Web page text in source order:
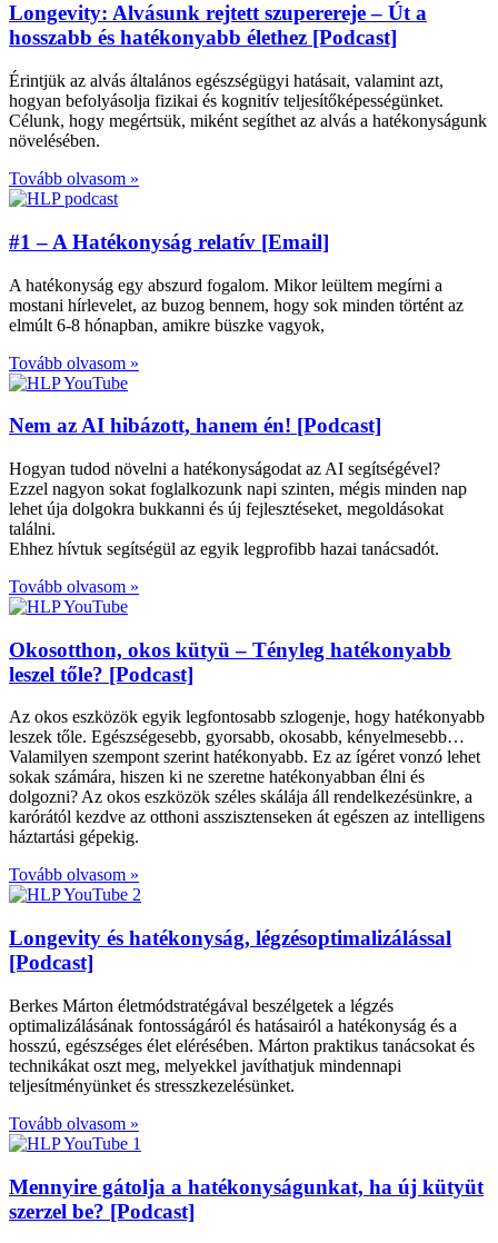
Longevity: Alvásunk rejtett szuperereje – Út a
hosszabb és hatékonyabb élethez [Podcast]
Érintjük az alvás általános egészségügyi hatásait, valamint azt,
hogyan befolyásolja fizikai és kognitív teljesítőképességünket.
Célunk, hogy megértsük, miként segíthet az alvás a hatékonyságunk
növelésében.
Tovább olvasom »
#1 – A Hatékonyság relatív [Email]
A hatékonyság egy abszurd fogalom. Mikor leültem megírni a
mostani hírlevelet, az buzog bennem, hogy sok minden történt az
elmúlt 6-8 hónapban, amikre büszke vagyok,
Tovább olvasom »
Nem az AI hibázott, hanem én! [Podcast]
Hogyan tudod növelni a hatékonyságodat az AI segítségével?
Ezzel nagyon sokat foglalkozunk napi szinten, mégis minden nap
lehet úja dolgokra bukkanni és új fejlesztéseket, megoldásokat
találni.
Ehhez hívtuk segítségül az egyik legprofibb hazai tanácsadót.
Tovább olvasom »
Okosotthon, okos kütyü – Tényleg hatékonyabb
leszel tőle? [Podcast]
Az okos eszközök egyik legfontosabb szlogenje, hogy hatékonyabb
leszek tőle. Egészségesebb, gyorsabb, okosabb, kényelmesebb…
Valamilyen szempont szerint hatékonyabb. Ez az ígéret vonzó lehet
sokak számára, hiszen ki ne szeretne hatékonyabban élni és
dolgozni? Az okos eszközök széles skálája áll rendelkezésünkre, a
karórától kezdve az otthoni asszisztenseken át egészen az intelligens
háztartási gépekig.
Tovább olvasom »
Longevity és hatékonyság, légzésoptimalizálással
[Podcast]
Berkes Márton életmódstratégával beszélgetek a légzés
optimalizálásának fontosságáról és hatásairól a hatékonyság és a
hosszú, egészséges élet elérésében. Márton praktikus tanácsokat és
technikákat oszt meg, melyekkel javíthatjuk mindennapi
teljesítményünket és stresszkezelésünket.
Tovább olvasom »
Mennyire gátolja a hatékonyságunkat, ha új kütyüt
szerzel be? [Podcast]